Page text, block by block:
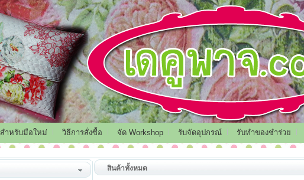
สำหรับมือใหม่ วิธีการสั่งซื้อ จัด Workshop รับจัดอุปกรณ์ รับทำของชำร่วย
สินค้าทั้งหมด